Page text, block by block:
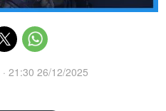
· 21:30 26/12/2025